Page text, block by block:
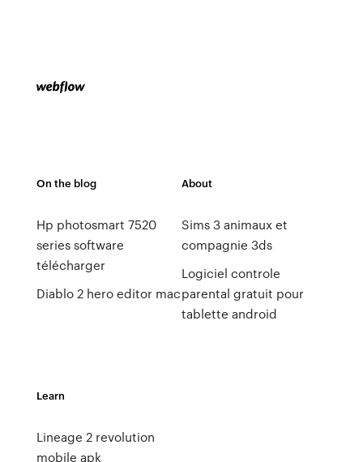
On the blog
Hp photosmart 7520
series software
télécharger
Diablo 2 hero editor mac
About
Sims 3 animaux et
compagnie 3ds
Logiciel controle
parental gratuit pour
tablette android
Learn
Lineage 2 revolution
mobile apk